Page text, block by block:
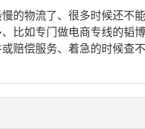
的物流了、很多时候还不
比如专门做电商专线的韬
赔偿服务、着急的时候查